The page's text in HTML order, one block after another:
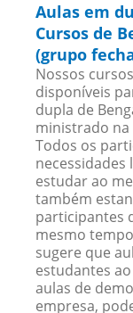
Aulas em
Cursos de
(grupo
Nossos
disponíveis
dupla de
ministrado na
Todos os
necessidades
estudar ao
também
participantes
mesmo
sugere que
estudantes
aulas de
empresa,